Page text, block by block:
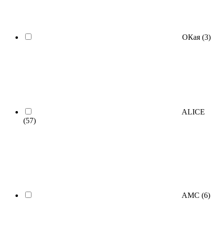
ОКая (3)
ALICE
(57)
AMC (6)